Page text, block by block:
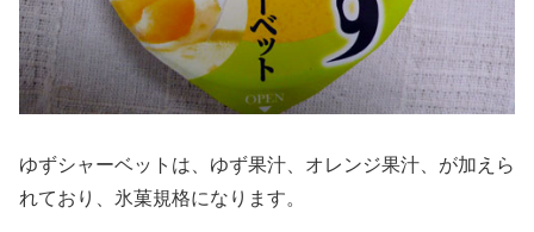
ゆずシャーベットは、ゆず果汁、オレンジ果汁、が加えら
れており、氷菓規格になります。